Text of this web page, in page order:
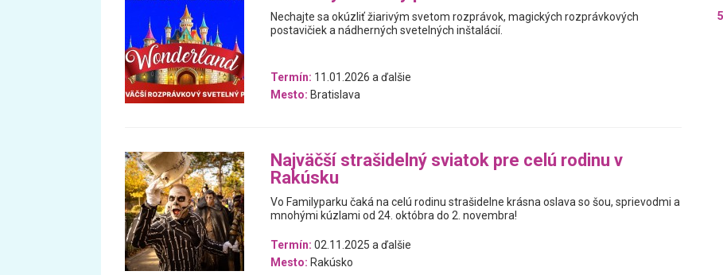
Nechajte sa okúzliť žiarivým svetom rozprávok, magických rozprávkových
postavičiek a nádherných svetelných inštalácií.
Termín: 11.01.2026 a ďalšie
Mesto: Bratislava
Najväčší strašidelný sviatok pre celú rodinu v
Rakúsku
Vo Familyparku čaká na celú rodinu strašidelne krásna oslava so šou, sprievodmi a
mnohými kúzlami od 24. októbra do 2. novembra!
Termín: 02.11.2025 a ďalšie
Mesto: Rakúsko